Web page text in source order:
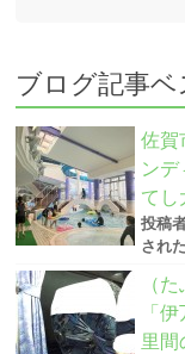
ブログ記事ベ
佐
ン
てし
投稿
された
（
「
里間